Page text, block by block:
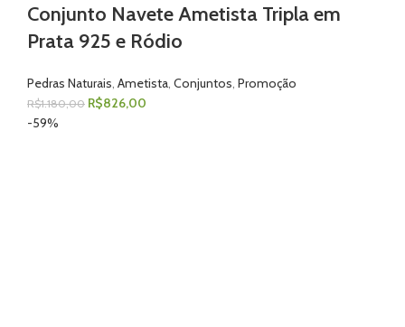
Conjunto Navete Ametista Tripla em
Prata 925 e Ródio
Pedras Naturais Ametista Conjuntos Promoção
R$1.180,00 R$826,00
-59%